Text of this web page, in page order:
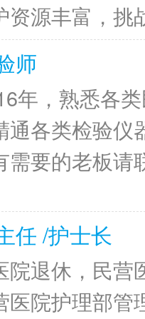
资源丰富，挑
师
年，熟悉各
通各类检验仪
需要的老板请
任 /护士长
院退休，民营
医院护理部管